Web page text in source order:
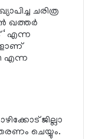
ചരിത്ര
ഖത്തര്‍
എന്ന
എന്ന
ജില്ലാ
ചെയ്യും.